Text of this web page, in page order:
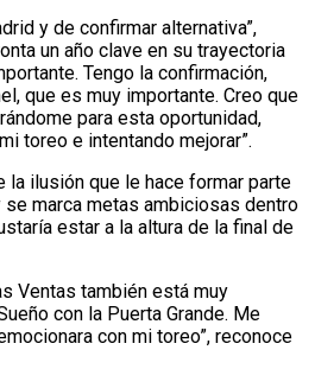
y de confirmar alternativa”,
un año clave en su trayectoria
Tengo la confirmación,
que es muy importante. Creo que
para esta oportunidad,
toreo e intentando mejorar”.
la ilusión que le hace formar parte
marca metas ambiciosas dentro
estar a la altura de la final de
Ventas también está muy
con la Puerta Grande. Me
con mi toreo”, reconoce